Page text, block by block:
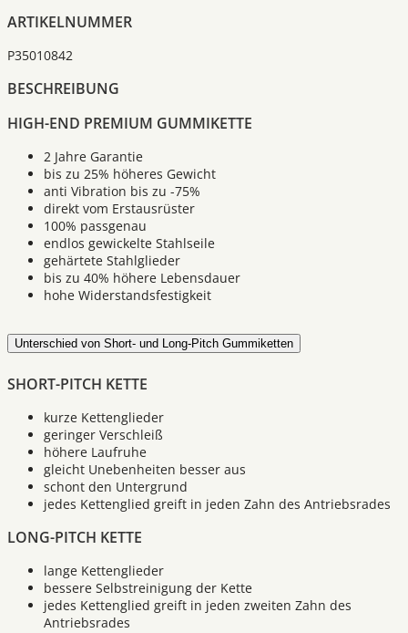
ARTIKELNUMMER
P35010842
BESCHREIBUNG
HIGH-END PREMIUM GUMMIKETTE
2 Jahre Garantie
bis zu 25% höheres Gewicht
anti Vibration bis zu -75%
direkt vom Erstausrüster
100% passgenau
endlos gewickelte Stahlseile
gehärtete Stahlglieder
bis zu 40% höhere Lebensdauer
hohe Widerstandsfestigkeit
Unterschied von Short- und Long-Pitch Gummiketten
SHORT-PITCH KETTE
kurze Kettenglieder
geringer Verschleiß
höhere Laufruhe
gleicht Unebenheiten besser aus
schont den Untergrund
jedes Kettenglied greift in jeden Zahn des Antriebsrades
LONG-PITCH KETTE
lange Kettenglieder
bessere Selbstreinigung der Kette
jedes Kettenglied greift in jeden zweiten Zahn des
Antriebsrades